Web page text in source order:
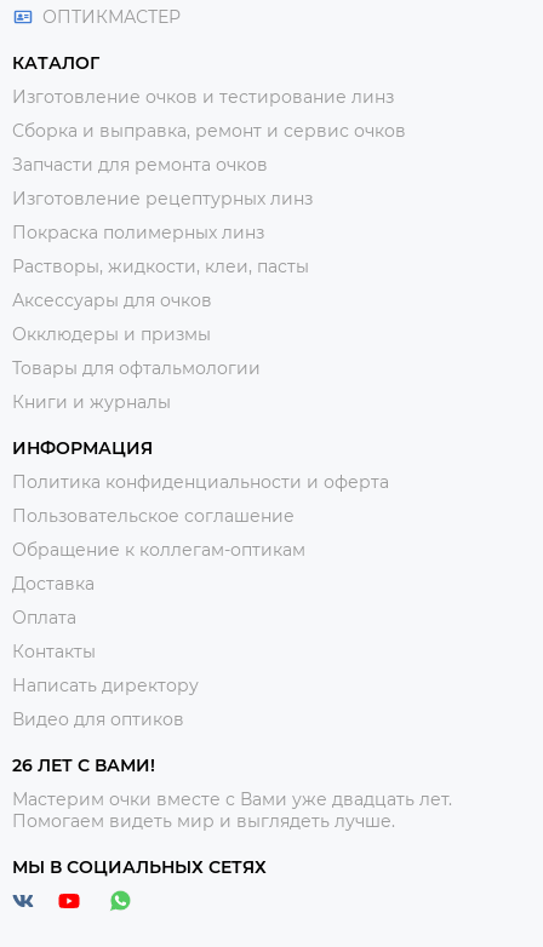
ОПТИКМАСТЕР
КАТАЛОГ
Изготовление очков и тестирование линз
Сборка и выправка, ремонт и сервис очков
Запчасти для ремонта очков
Изготовление рецептурных линз
Покраска полимерных линз
Растворы, жидкости, клеи, пасты
Аксессуары для очков
Окклюдеры и призмы
Товары для офтальмологии
Книги и журналы
ИНФОРМАЦИЯ
Политика конфиденциальности и оферта
Пользовательское соглашение
Обращение к коллегам-оптикам
Доставка
Оплата
Контакты
Написать директору
Видео для оптиков
26 ЛЕТ С ВАМИ!
Мастерим очки вместе с Вами уже двадцать лет.
Помогаем видеть мир и выглядеть лучше.
МЫ В СОЦИАЛЬНЫХ СЕТЯХ